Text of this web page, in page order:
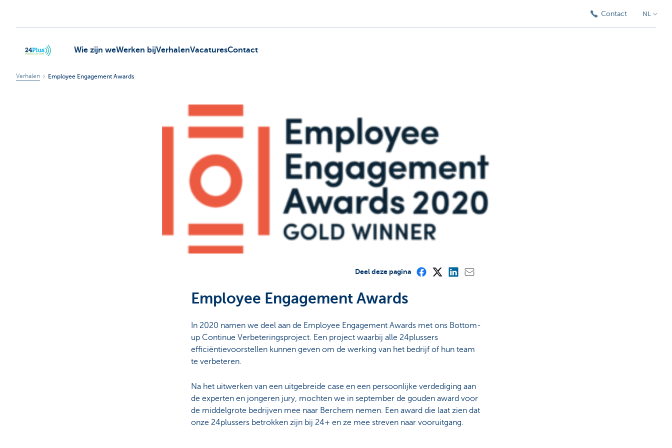
Contact NL
Wie zijn weWerken bijVerhalenVacaturesContact
Verhalen Employee Engagement Awards
Deel deze pagina
Employee Engagement Awards
In 2020 namen we deel aan de Employee Engagement Awards met ons Bottom-
up Continue Verbeteringsproject. Een project waarbij alle 24plussers
efficiëntievoorstellen kunnen geven om de werking van het bedrijf of hun team
te verbeteren.
Na het uitwerken van een uitgebreide case en een persoonlijke verdediging aan
de experten en jongeren jury, mochten we in september de gouden award voor
de middelgrote bedrijven mee naar Berchem nemen. Een award die laat zien dat
onze 24plussers betrokken zijn bij 24+ en ze mee streven naar vooruitgang.